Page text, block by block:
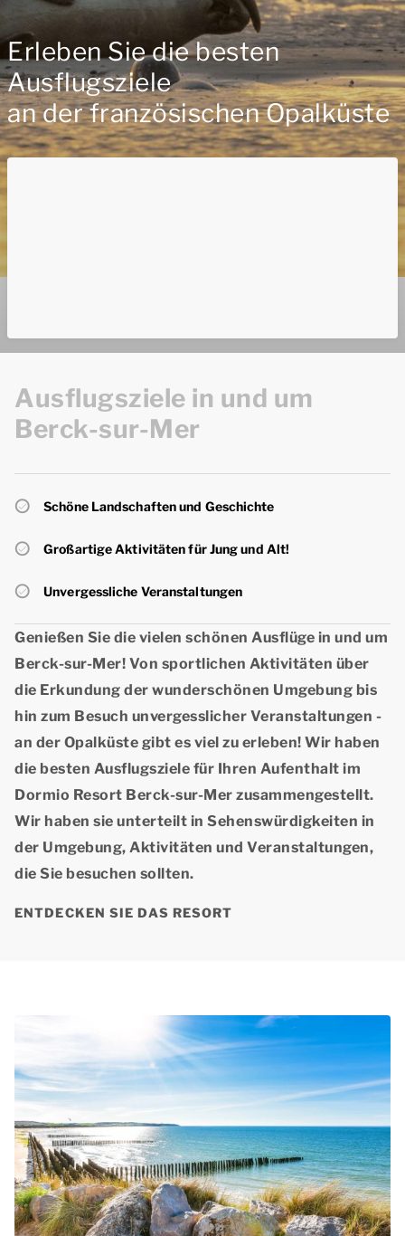
Erleben Sie die besten
Ausflugsziele
an der französischen Opalküste
Ausflugsziele in und um
Berck-sur-Mer
Schöne Landschaften und Geschichte
Großartige Aktivitäten für Jung und Alt!
Unvergessliche Veranstaltungen
Genießen Sie die vielen schönen Ausflüge in und um
Berck-sur-Mer! Von sportlichen Aktivitäten über
die Erkundung der wunderschönen Umgebung bis
hin zum Besuch unvergesslicher Veranstaltungen -
an der Opalküste gibt es viel zu erleben! Wir haben
die besten Ausflugsziele für Ihren Aufenthalt im
Dormio Resort Berck-sur-Mer zusammengestellt.
Wir haben sie unterteilt in Sehenswürdigkeiten in
der Umgebung, Aktivitäten und Veranstaltungen,
die Sie besuchen sollten.
ENTDECKEN SIE DAS RESORT